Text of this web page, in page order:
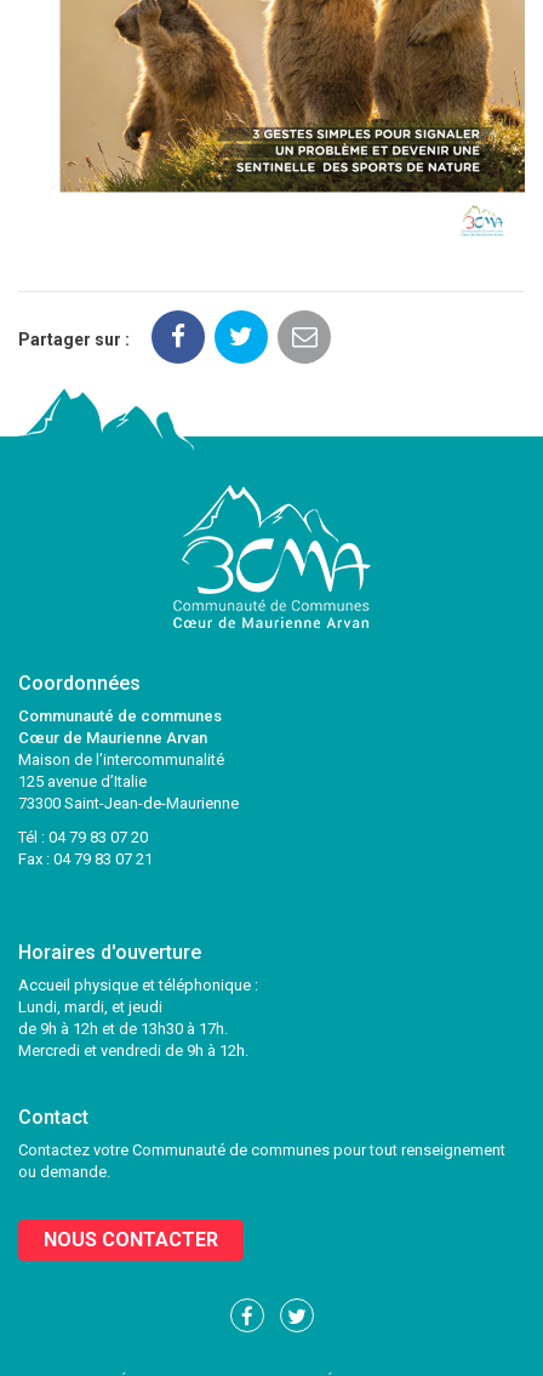
Partager sur :
Coordonnées
Communauté de communes
Cœur de Maurienne Arvan
Maison de l’intercommunalité
125 avenue d’Italie
73300 Saint-Jean-de-Maurienne
Tél : 04 79 83 07 20
Fax : 04 79 83 07 21
Horaires d'ouverture
Accueil physique et téléphonique :
Lundi, mardi, et jeudi
de 9h à 12h et de 13h30 à 17h.
Mercredi et vendredi de 9h à 12h.
Contact
Contactez votre Communauté de communes pour tout renseignement
ou demande.
NOUS CONTACTER
Lien
Lien